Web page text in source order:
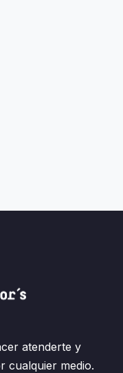
atenderte y
cualquier medio.